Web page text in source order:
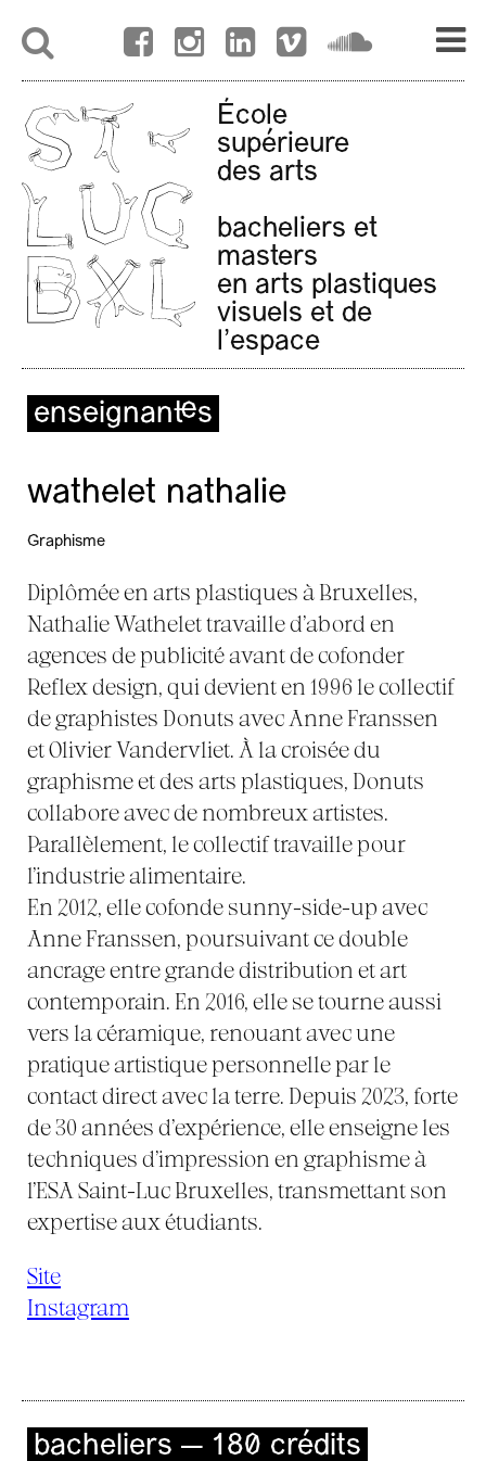
École
supérieure
des arts
bacheliers et
masters
en arts plastiques
visuels et de
l'espace
enseignant·es
wathelet nathalie
Graphisme
Diplômée en arts plastiques à Bruxelles,
Nathalie Wathelet travaille d’abord en
agences de publicité avant de cofonder
Reflex design, qui devient en 1996 le collectif
de graphistes Donuts avec Anne Franssen
et Olivier Vandervliet. À la croisée du
graphisme et des arts plastiques, Donuts
collabore avec de nombreux artistes.
Parallèlement, le collectif travaille pour
l’industrie alimentaire.
En 2012, elle cofonde sunny-side-up avec
Anne Franssen, poursuivant ce double
ancrage entre grande distribution et art
contemporain. En 2016, elle se tourne aussi
vers la céramique, renouant avec une
pratique artistique personnelle par le
contact direct avec la terre. Depuis 2023, forte
de 30 années d’expérience, elle enseigne les
techniques d’impression en graphisme à
l’ESA Saint-Luc Bruxelles, transmettant son
expertise aux étudiants.
Site
Instagram
bacheliers — 180 crédits